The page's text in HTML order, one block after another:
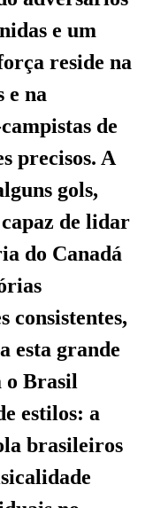
e um
reside na
e na
de
precisos. A
gols,
de lidar
do Canadá
consistentes,
esta grande
o Brasil
estilos: a
brasileiros